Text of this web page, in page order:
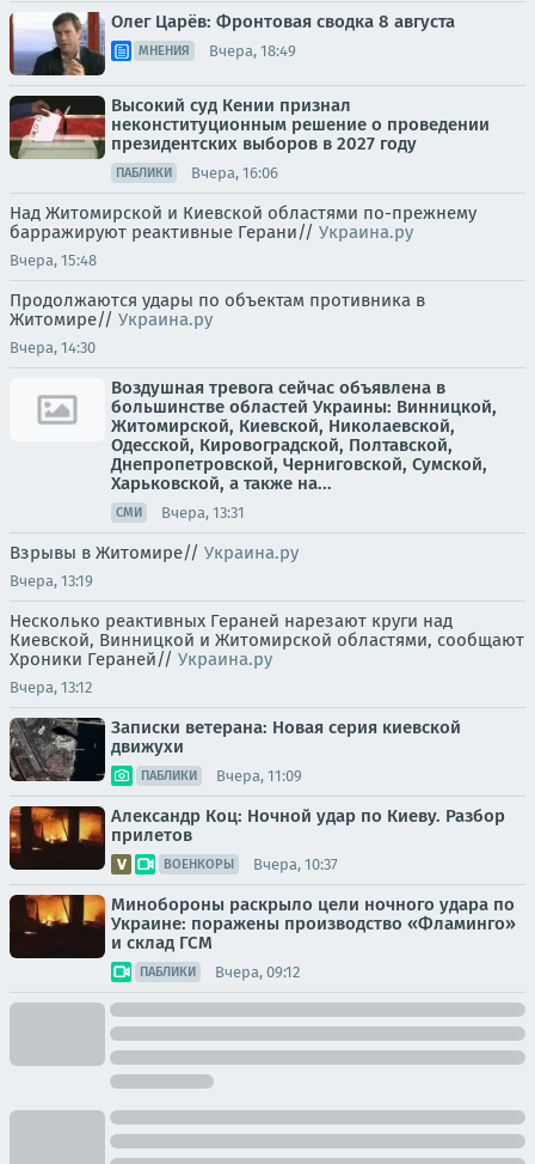
Олег Царёв: Фронтовая сводка 8 августа
МНЕНИЯ Вчера, 18:49
Высокий суд Кении признал
неконституционным решение о проведении
президентских выборов в 2027 году
ПАБЛИКИ Вчера, 16:06
Над Житомирской и Киевской областями по-прежнему
барражируют реактивные Герани// Украина.ру
Вчера, 15:48
Продолжаются удары по объектам противника в
Житомире// Украина.ру
Вчера, 14:30
Воздушная тревога сейчас объявлена в
большинстве областей Украины: Винницкой,
Житомирской, Киевской, Николаевской,
Одесской, Кировоградской, Полтавской,
Днепропетровской, Черниговской, Сумской,
Харьковской, а также на...
СМИ Вчера, 13:31
Взрывы в Житомире// Украина.ру
Вчера, 13:19
Несколько реактивных Гераней нарезают круги над
Киевской, Винницкой и Житомирской областями, сообщают
Хроники Гераней// Украина.ру
Вчера, 13:12
Записки ветерана: Новая серия киевской
движухи
ПАБЛИКИ Вчера, 11:09
Александр Коц: Ночной удар по Киеву. Разбор
прилетов
ВОЕНКОРЫ Вчера, 10:37
Минобороны раскрыло цели ночного удара по
Украине: поражены производство «Фламинго»
и склад ГСМ
ПАБЛИКИ Вчера, 09:12